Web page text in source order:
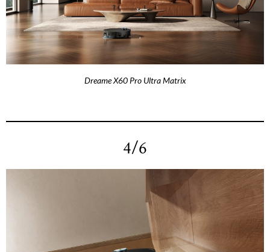
Dreame X60 Pro Ultra Matrix
4/6